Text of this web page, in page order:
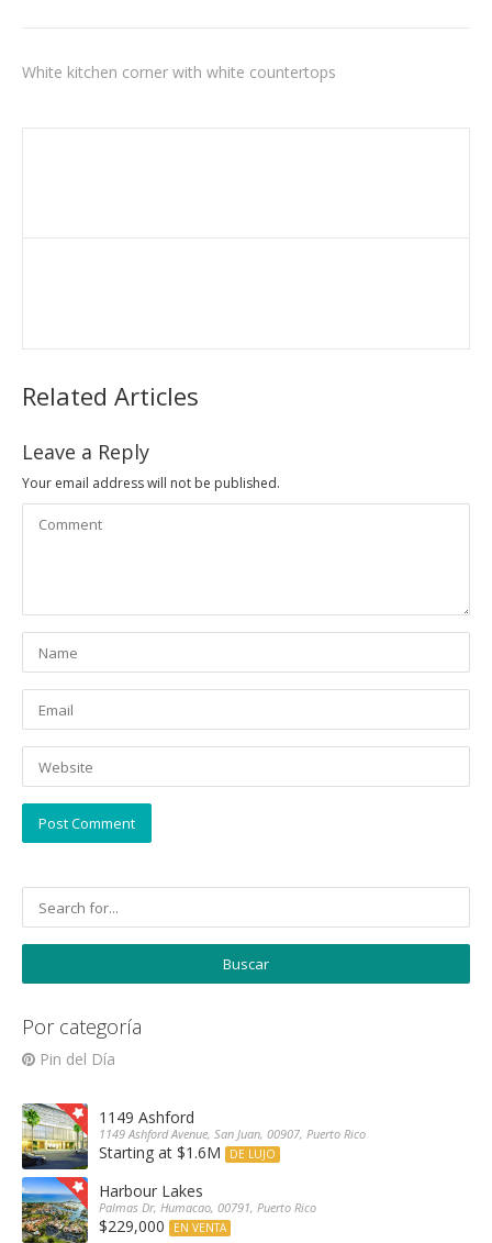
White kitchen corner with white countertops
Related Articles
Leave a Reply
Your email address will not be published.
Por categoría
Pin del Día
1149 Ashford
1149 Ashford Avenue, San Juan, 00907, Puerto Rico
Starting at $1.6M DE LUJO
Harbour Lakes
Palmas Dr, Humacao, 00791, Puerto Rico
$229,000 EN VENTA